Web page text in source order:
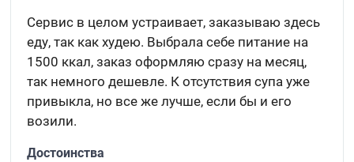
Сервис в целом устраивает, заказываю здесь
еду, так как худею. Выбрала себе питание на
1500 ккал, заказ оформляю сразу на месяц,
так немного дешевле. К отсутствия супа уже
привыкла, но все же лучше, если бы и его
возили.
Достоинства